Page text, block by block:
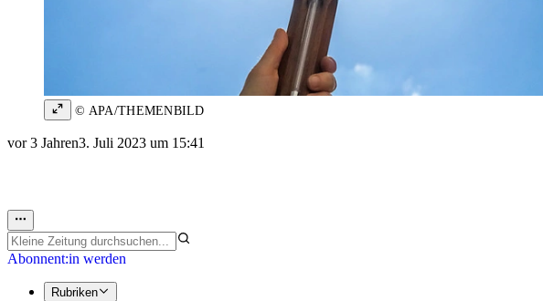
© APA/THEMENBILD
vor 3 Jahren3. Juli 2023 um 15:41
Abonnent:in werden
Rubriken